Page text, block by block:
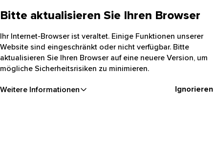
Bitte aktualisieren Sie Ihren Browser
Ihr Internet-Browser ist veraltet. Einige Funktionen unserer
Website sind eingeschränkt oder nicht verfügbar. Bitte
aktualisieren Sie Ihren Browser auf eine neuere Version, um
mögliche Sicherheitsrisiken zu minimieren.
Weitere Informationen Ignorieren